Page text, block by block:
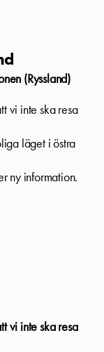
(Ryssland)
vi inte ska resa
läget i östra
ny information.
vi inte ska resa